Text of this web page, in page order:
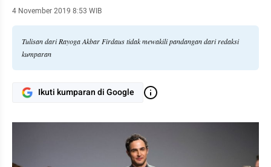
4 November 2019 8:53 WIB
Tulisan dari Rayoga Akbar Firdaus tidak mewakili pandangan dari redaksi
kumparan
Ikuti kumparan di Google